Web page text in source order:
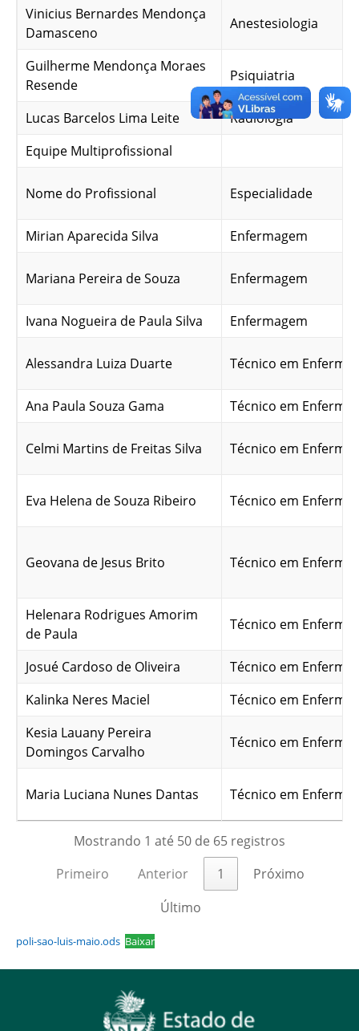
Vinicius Bernardes Mendonça
Damasceno
Anestesiologia
Guilherme Mendonça Moraes
Resende
Psiquiatria
Lucas Barcelos Lima Leite
Radiologia
Equipe Multiprofissional
Nome do Profissional Especialidade
Mirian Aparecida Silva Enfermagem
Mariana Pereira de Souza Enfermagem
Ivana Nogueira de Paula Silva Enfermagem
Alessandra Luiza Duarte Técnico em
Ana Paula Souza Gama Técnico em
Celmi Martins de Freitas Silva Técnico em
Eva Helena de Souza Ribeiro Técnico em
Geovana de Jesus Brito Técnico em
Helenara Rodrigues Amorim
de Paula
Técnico em
Josué Cardoso de Oliveira
Técnico em
Kalinka Neres Maciel
Técnico em
Kesia Lauany Pereira
Domingos Carvalho
Técnico em
Maria Luciana Nunes Dantas Técnico em
Mostrando 1 até 50 de 65 registros
Primeiro
Anterior 1
Próximo
Último
poli-sao-luis-maio.ods Baixar